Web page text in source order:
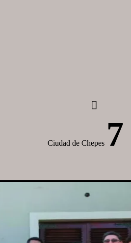
Ciudad de Chepes 7